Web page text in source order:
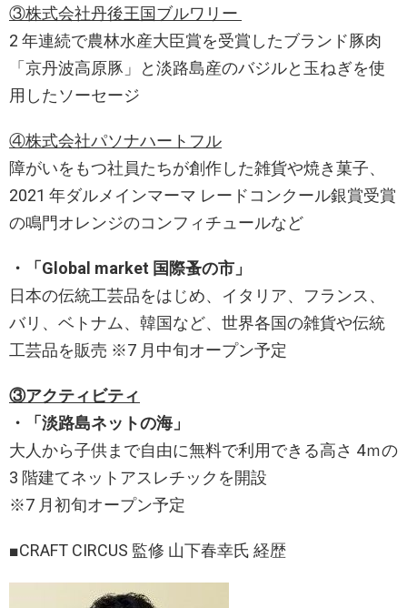
③株式会社丹後王国ブルワリー
2 年連続で農林水産大臣賞を受賞したブランド豚肉
「京丹波高原豚」と淡路島産のバジルと玉ねぎを使
用したソーセージ
④株式会社パソナハートフル
障がいをもつ社員たちが創作した雑貨や焼き菓子、
2021 年ダルメインマーマ レードコンクール銀賞受賞
の鳴門オレンジのコンフィチュールなど
・「Global market 国際蚤の市」
日本の伝統工芸品をはじめ、イタリア、フランス、
バリ、ベトナム、韓国など、世界各国の雑貨や伝統
工芸品を販売 ※7 月中旬オープン予定
③アクティビティ
・「淡路島ネットの海」
大人から子供まで自由に無料で利用できる高さ 4ｍの
3 階建てネットアスレチックを開設
※7 月初旬オープン予定
■CRAFT CIRCUS 監修 山下春幸氏 経歴